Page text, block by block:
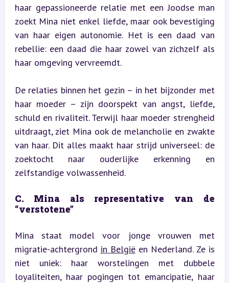
haar gepassioneerde relatie met een Joodse man
zoekt Mina niet enkel liefde, maar ook bevestiging
van haar eigen autonomie. Het is een daad van
rebellie: een daad die haar zowel van zichzelf als
haar omgeving vervreemdt.
De relaties binnen het gezin – in het bijzonder met
haar moeder – zijn doorspekt van angst, liefde,
schuld en rivaliteit. Terwijl haar moeder strengheid
uitdraagt, ziet Mina ook de melancholie en zwakte
van haar. Dit alles maakt haar strijd universeel: de
zoektocht naar ouderlijke erkenning en
zelfstandige volwassenheid.
C. Mina als representative van de
“verstotene”
Mina staat model voor jonge vrouwen met
migratie-achtergrond in België en Nederland. Ze is
niet uniek: haar worstelingen met dubbele
loyaliteiten, haar pogingen tot emancipatie, haar